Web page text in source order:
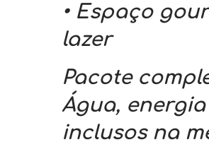
• Espaço
lazer
Pacote
Água,
inclusos na